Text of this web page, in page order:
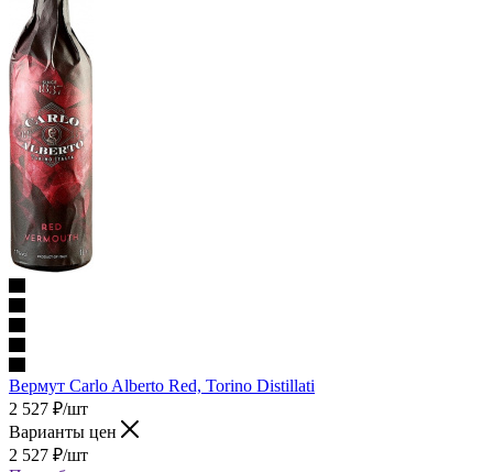
Вермут Carlo Alberto Red, Torino Distillati
2 527 ₽/шт
Варианты цен
2 527 ₽/шт